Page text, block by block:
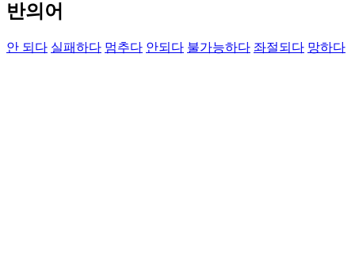
반의어
안 되다 실패하다 멈추다 안되다 불가능하다 좌절되다 망하다